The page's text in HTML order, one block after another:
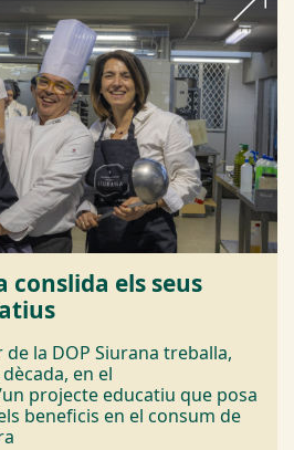
conslida els seus
de la DOP Siurana treballa,
en el
projecte educatiu que posa
beneficis en el consum de